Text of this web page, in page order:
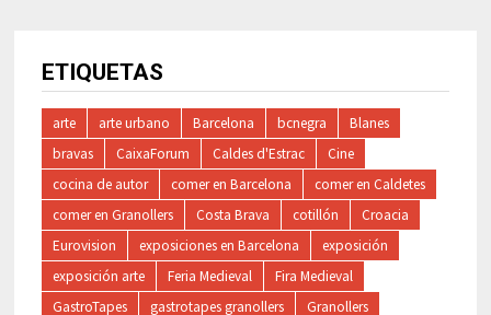
ETIQUETAS
arte arte urbano Barcelona bcnegra
Blanes
bravas
CaixaForum Caldes d'Estrac
Cine
cocina de autor
comer en Barcelona
comer en Caldetes
comer en Granollers
Costa Brava cotillón
Croacia
Eurovision
exposiciones en Barcelona
exposición
exposición arte
Feria Medieval
Fira Medieval
GastroTapes
gastrotapes granollers
Granollers